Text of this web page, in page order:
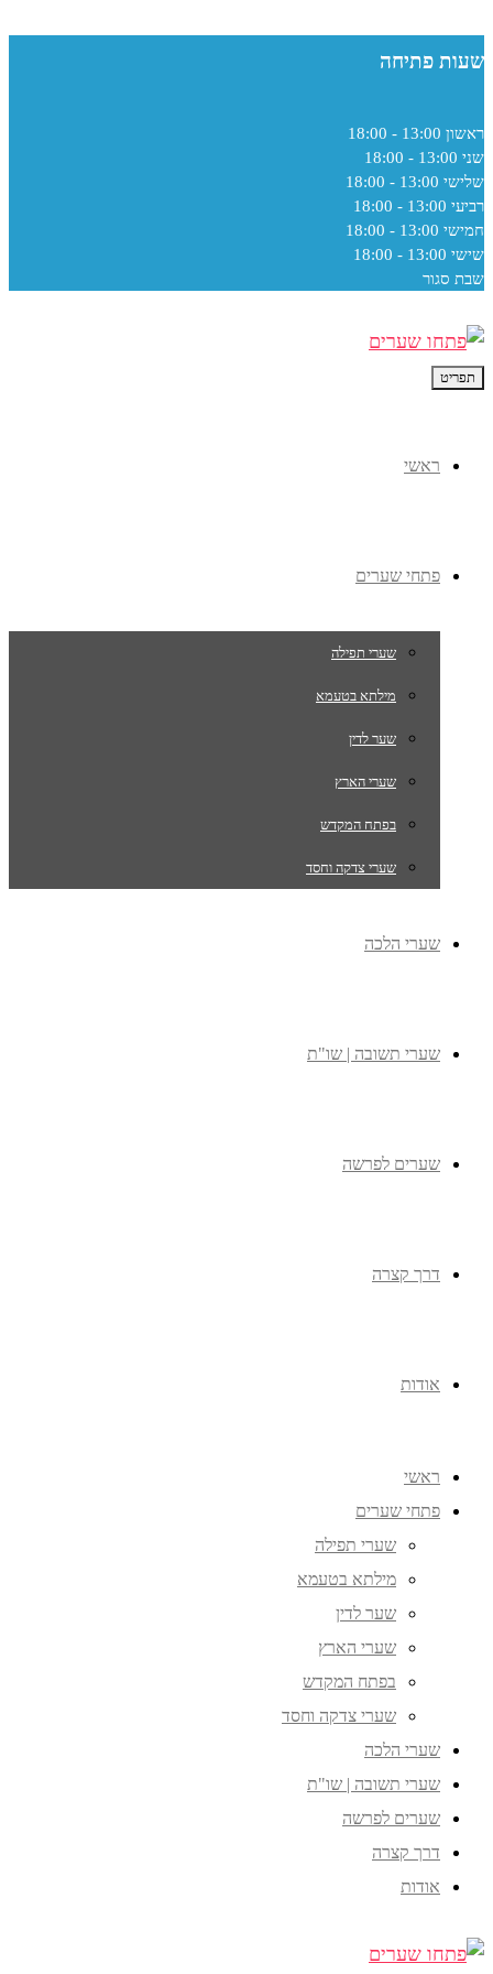
שעות פתיחה
ראשון 13:00 - 18:00
שני 13:00 - 18:00
שלישי 13:00 - 18:00
רביעי 13:00 - 18:00
חמישי 13:00 - 18:00
שישי 13:00 - 18:00
שבת סגור
תפריט
ראשי
פתחי שערים
שערי תפילה
מילתא בטעמא
שער לדין
שערי הארץ
בפתח המקדש
שערי צדקה וחסד
שערי הלכה
שערי תשובה | שו"ת
שערים לפרשה
דרך קצרה
אודות
ראשי
פתחי שערים
שערי תפילה
מילתא בטעמא
שער לדין
שערי הארץ
בפתח המקדש
שערי צדקה וחסד
שערי הלכה
שערי תשובה | שו"ת
שערים לפרשה
דרך קצרה
אודות